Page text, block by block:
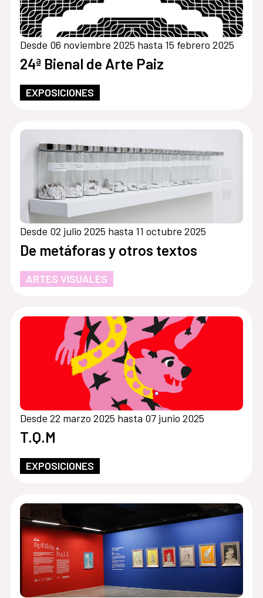
Desde 06 noviembre 2025 hasta 15 febrero 2025
24ª Bienal de Arte Paiz
EXPOSICIONES
Desde 02 julio 2025 hasta 11 octubre 2025
De metáforas y otros textos
ARTES VISUALES
Desde 22 marzo 2025 hasta 07 junio 2025
T.Q.M
EXPOSICIONES